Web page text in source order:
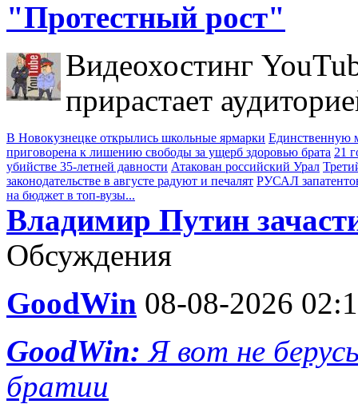
"Протестный рост"
Видеохостинг
прирастает
В Новокузнецке открылись школьные ярмарки Единственную
приговорена к лишению свободы за ущерб здоровью брата 21
убийстве 35-летней давности Атакован российский Урал
законодательстве в августе радуют и печалят РУСАЛ
на бюджет в топ-вузы...
Владимир Путин
Обсуждения
GoodWin 08-08-2026
GoodWin:Я вот не
братии